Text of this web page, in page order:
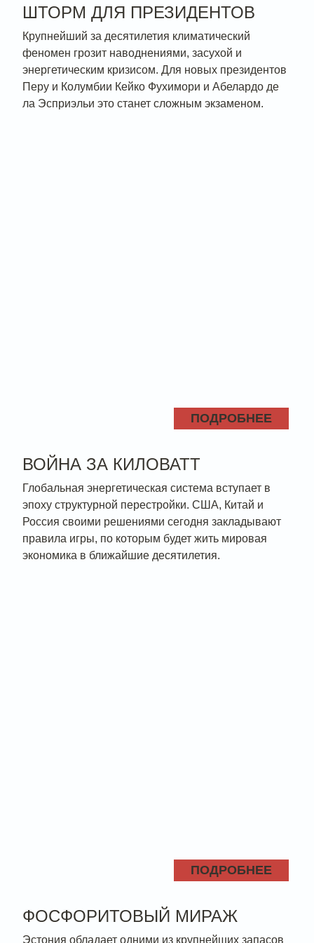
ШТОРМ ДЛЯ ПРЕЗИДЕНТОВ
Крупнейший за десятилетия климатический
феномен грозит наводнениями, засухой и
энергетическим кризисом. Для новых президентов
Перу и Колумбии Кейко Фухимори и Абелардо де
ла Эсприэльи это станет сложным экзаменом.
ПОДРОБНЕЕ
ВОЙНА ЗА КИЛОВАТТ
Глобальная энергетическая система вступает в
эпоху структурной перестройки. США, Китай и
Россия своими решениями сегодня закладывают
правила игры, по которым будет жить мировая
экономика в ближайшие десятилетия.
ПОДРОБНЕЕ
ФОСФОРИТОВЫЙ МИРАЖ
Эстония обладает одними из крупнейших запасов